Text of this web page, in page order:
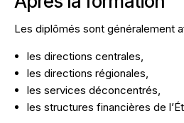
Les diplômés sont généralement
les directions centrales,
les directions régionales,
les services déconcentrés,
les structures financières de